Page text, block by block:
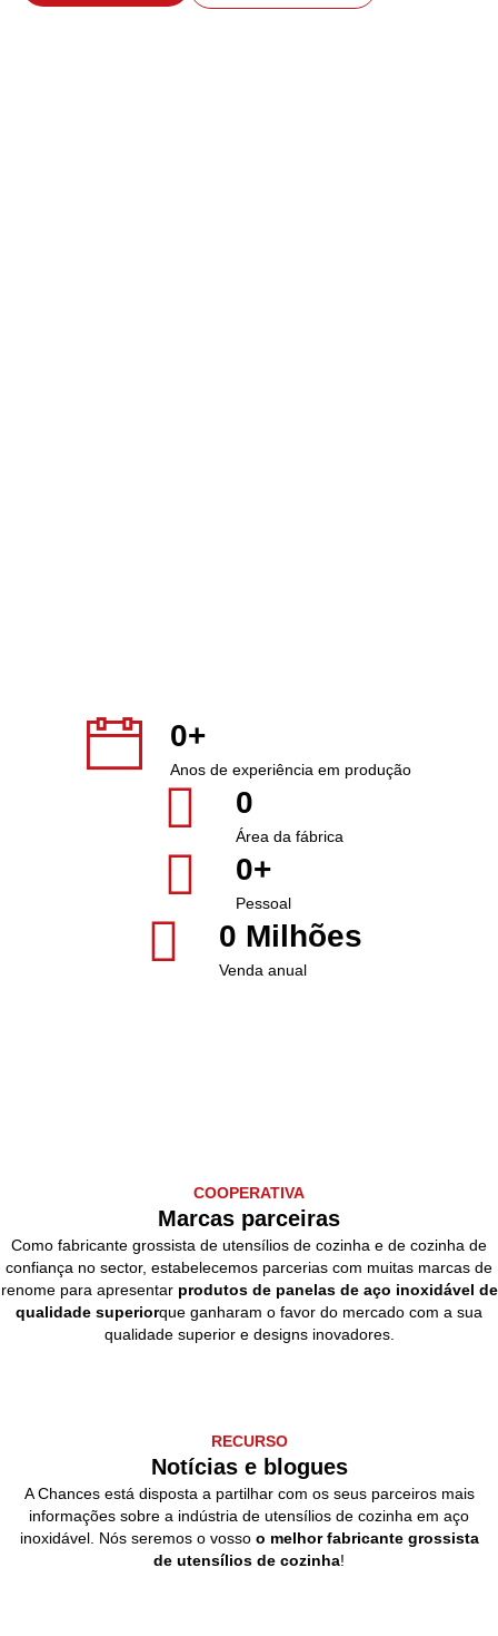
0+
Anos de experiência em produção
0
Área da fábrica
0+
Pessoal
0 Milhões
Venda anual
COOPERATIVA
Marcas parceiras
Como fabricante grossista de utensílios de cozinha e de cozinha de
confiança no sector, estabelecemos parcerias com muitas marcas de
renome para apresentar produtos de panelas de aço inoxidável de
qualidade superiorque ganharam o favor do mercado com a sua
qualidade superior e designs inovadores.
RECURSO
Notícias e blogues
A Chances está disposta a partilhar com os seus parceiros mais
informações sobre a indústria de utensílios de cozinha em aço
inoxidável. Nós seremos o vosso o melhor fabricante grossista
de utensílios de cozinha!